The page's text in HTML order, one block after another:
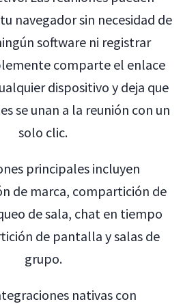
navegador sin necesidad de
software ni registrar
comparte el enlace
dispositivo y deja que
se unan a la reunión con un
solo clic.
principales incluyen
de marca, compartición de
de sala, chat en tiempo
de pantalla y salas de
grupo.
nativas con